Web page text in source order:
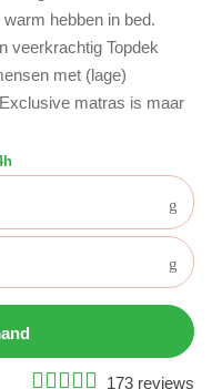
hebben in bed.
veerkrachtig Topdek
met (lage)
matras is maar
173 reviews